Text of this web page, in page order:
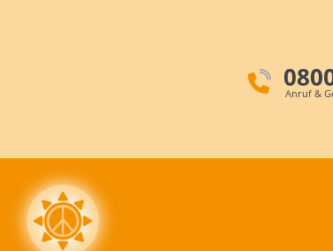
Anruf &